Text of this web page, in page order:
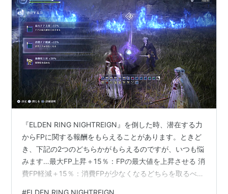
『ELDEN RING NIGHTREIGN』を倒した時、潜在する力
からFPに関する報酬をもらえることがあります。ときど
き、下記の2つのどちらかがもらえるのですが、いつも悩
みます…最大FP上昇＋15％：FPの最大値を上昇させる 消
費FP軽減＋15％：消費FPが少なくなるどちらを取るべか
#ELDEN RING NIGHTREIGN